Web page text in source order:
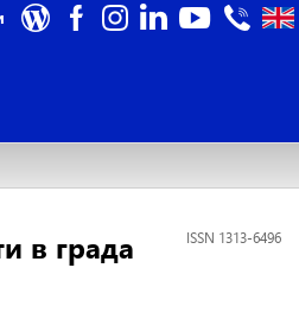
ISSN 1313-6496
в града